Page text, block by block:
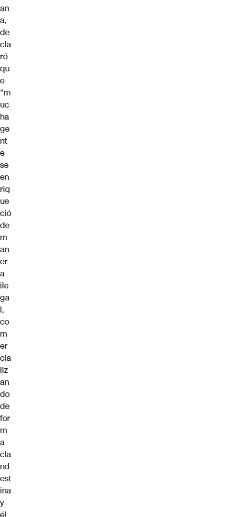
an
a,
de
cla
ró
qu
e
“m
uc
ha
ge
nt
e
se
en
riq
ue
ció
de
m
an
er
a
ile
ga
l,
co
m
er
cia
liz
an
do
de
for
m
a
cla
nd
est
ina
y